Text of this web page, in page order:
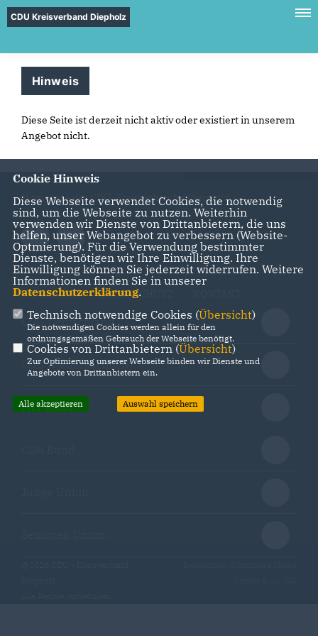
CDU Kreisverband Diepholz
Hinweis
Diese Seite ist derzeit nicht aktiv oder existiert in unserem
Angebot nicht.
Homepage des CDU-Kreisverbandes Diepholz
IMPRESSUM DATENSCHUTZ
CDU Deutschland
CDU Niedersachsen
MIT Bund
Cookie Hinweis
Diese Webseite verwendet Cookies, die notwendig
sind, um die Webseite zu nutzen. Weiterhin
verwenden wir Dienste von Drittanbietern, die uns
helfen, unser Webangebot zu verbessern (Website-
Optmierung). Für die Verwendung bestimmter
Dienste, benötigen wir Ihre Einwilligung. Ihre
Einwilligung können Sie jederzeit widerrufen. Weitere
Informationen finden Sie in unserer
Datenschutzerklärung.
Technisch notwendige Cookies (Übersicht)
Die notwendigen Cookies werden allein für den
ordnungsgemäßen Gebrauch der Webseite benötigt.
Cookies von Drittanbietern (Übersicht)
Zur Optimierung unserer Webseite binden wir Dienste und
Angebote von Drittanbietern ein.
Alle akzeptieren Auswahl speichern